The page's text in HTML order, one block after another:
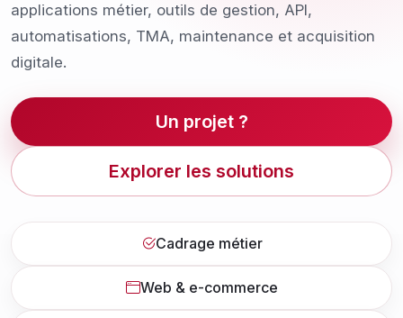
applications métier, outils de gestion, API,
automatisations, TMA, maintenance et acquisition
digitale.
Un projet ?
Explorer les solutions
Cadrage métier
Web & e-commerce